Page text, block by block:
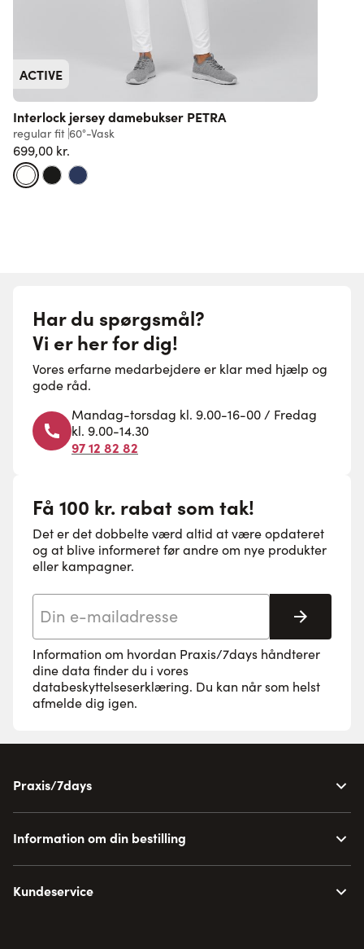
ACTIVE
Interlock jersey damebukser PETRA
regular fit 60°-Vask
699,00 kr.
Har du spørgsmål?
Vi er her for dig!
Vores erfarne medarbejdere er klar med hjælp og
gode råd.
Mandag-torsdag kl. 9.00-16-00 / Fredag
kl. 9.00-14.30
97 12 82 82
Få 100 kr. rabat som tak!
Det er det dobbelte værd altid at være opdateret
og at blive informeret før andre om nye produkter
eller kampagner.
Tilmeld
Information om hvordan Praxis/7days håndterer
dine data finder du i vores
databeskyttelseserklæring. Du kan når som helst
afmelde dig igen.
Praxis/7days
Information om din bestilling
Kundeservice